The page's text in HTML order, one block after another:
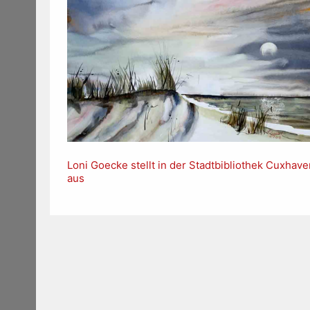
Loni Goecke stellt in der Stadtbibliothek
aus